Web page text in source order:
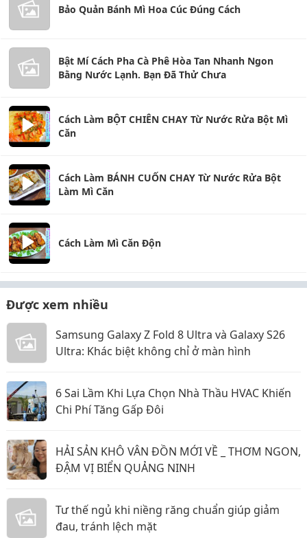
Bảo Quản Bánh Mì Hoa Cúc Đúng Cách
Bật Mí Cách Pha Cà Phê Hòa Tan Nhanh Ngon
Bằng Nước Lạnh. Bạn Đã Thử Chưa
Cách Làm BỘT CHIÊN CHAY Từ Nước Rửa Bột Mì
Căn
Cách Làm BÁNH CUỐN CHAY Từ Nước Rửa Bột
Làm Mì Căn
Cách Làm Mì Căn Độn
Được xem nhiều
Samsung Galaxy Z Fold 8 Ultra và Galaxy S26
Ultra: Khác biệt không chỉ ở màn hình
6 Sai Lầm Khi Lựa Chọn Nhà Thầu HVAC Khiến
Chi Phí Tăng Gấp Đôi
HẢI SẢN KHÔ VÂN ĐỒN MỚI VỀ _ THƠM NGON,
ĐẬM VỊ BIỂN QUẢNG NINH
Tư thế ngủ khi niềng răng chuẩn giúp giảm
đau, tránh lệch mặt